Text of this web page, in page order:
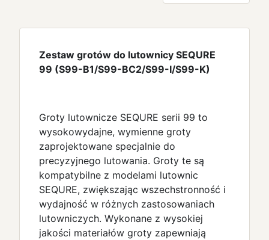
Zestaw grotów do lutownicy SEQURE
99 (S99-B1/S99-BC2/S99-I/S99-K)
Groty lutownicze SEQURE serii 99 to
wysokowydajne, wymienne groty
zaprojektowane specjalnie do
precyzyjnego lutowania. Groty te są
kompatybilne z modelami lutownic
SEQURE, zwiększając wszechstronność i
wydajność w różnych zastosowaniach
lutowniczych. Wykonane z wysokiej
jakości materiałów groty zapewniają